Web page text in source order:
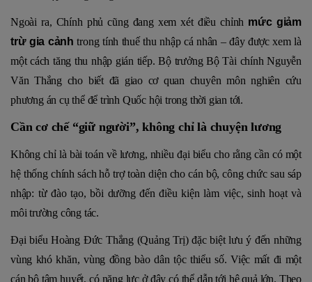
Ngoài ra, Chính phủ cũng đang xem xét điều chỉnh mức giảm
trừ gia cảnh trong tính thuế thu nhập cá nhân – đây được xem là
một cách tăng thu nhập gián tiếp. Bộ trưởng Bộ Tài chính Nguyễn
Văn Thắng cho biết đã giao cơ quan chuyên môn nghiên cứu
phương án cụ thể để trình Quốc hội trong thời gian tới.
Cần cơ chế “giữ người”, không chỉ là chuyện lương
Không chỉ là bài toán về lương, nhiều đại biểu cho rằng cần có một
hệ thống chính sách hỗ trợ toàn diện cho cán bộ, công chức sau sáp
nhập: từ đào tạo, bồi dưỡng đến điều kiện làm việc, sinh hoạt và
môi trường công tác.
Đại biểu Hoàng Đức Thắng (Quảng Trị) đặc biệt lưu ý đến những
vùng khó khăn, vùng đồng bào dân tộc thiểu số. Việc mất đi một
cán bộ tâm huyết, có năng lực ở đây có thể dẫn tới hệ quả lớn. Theo